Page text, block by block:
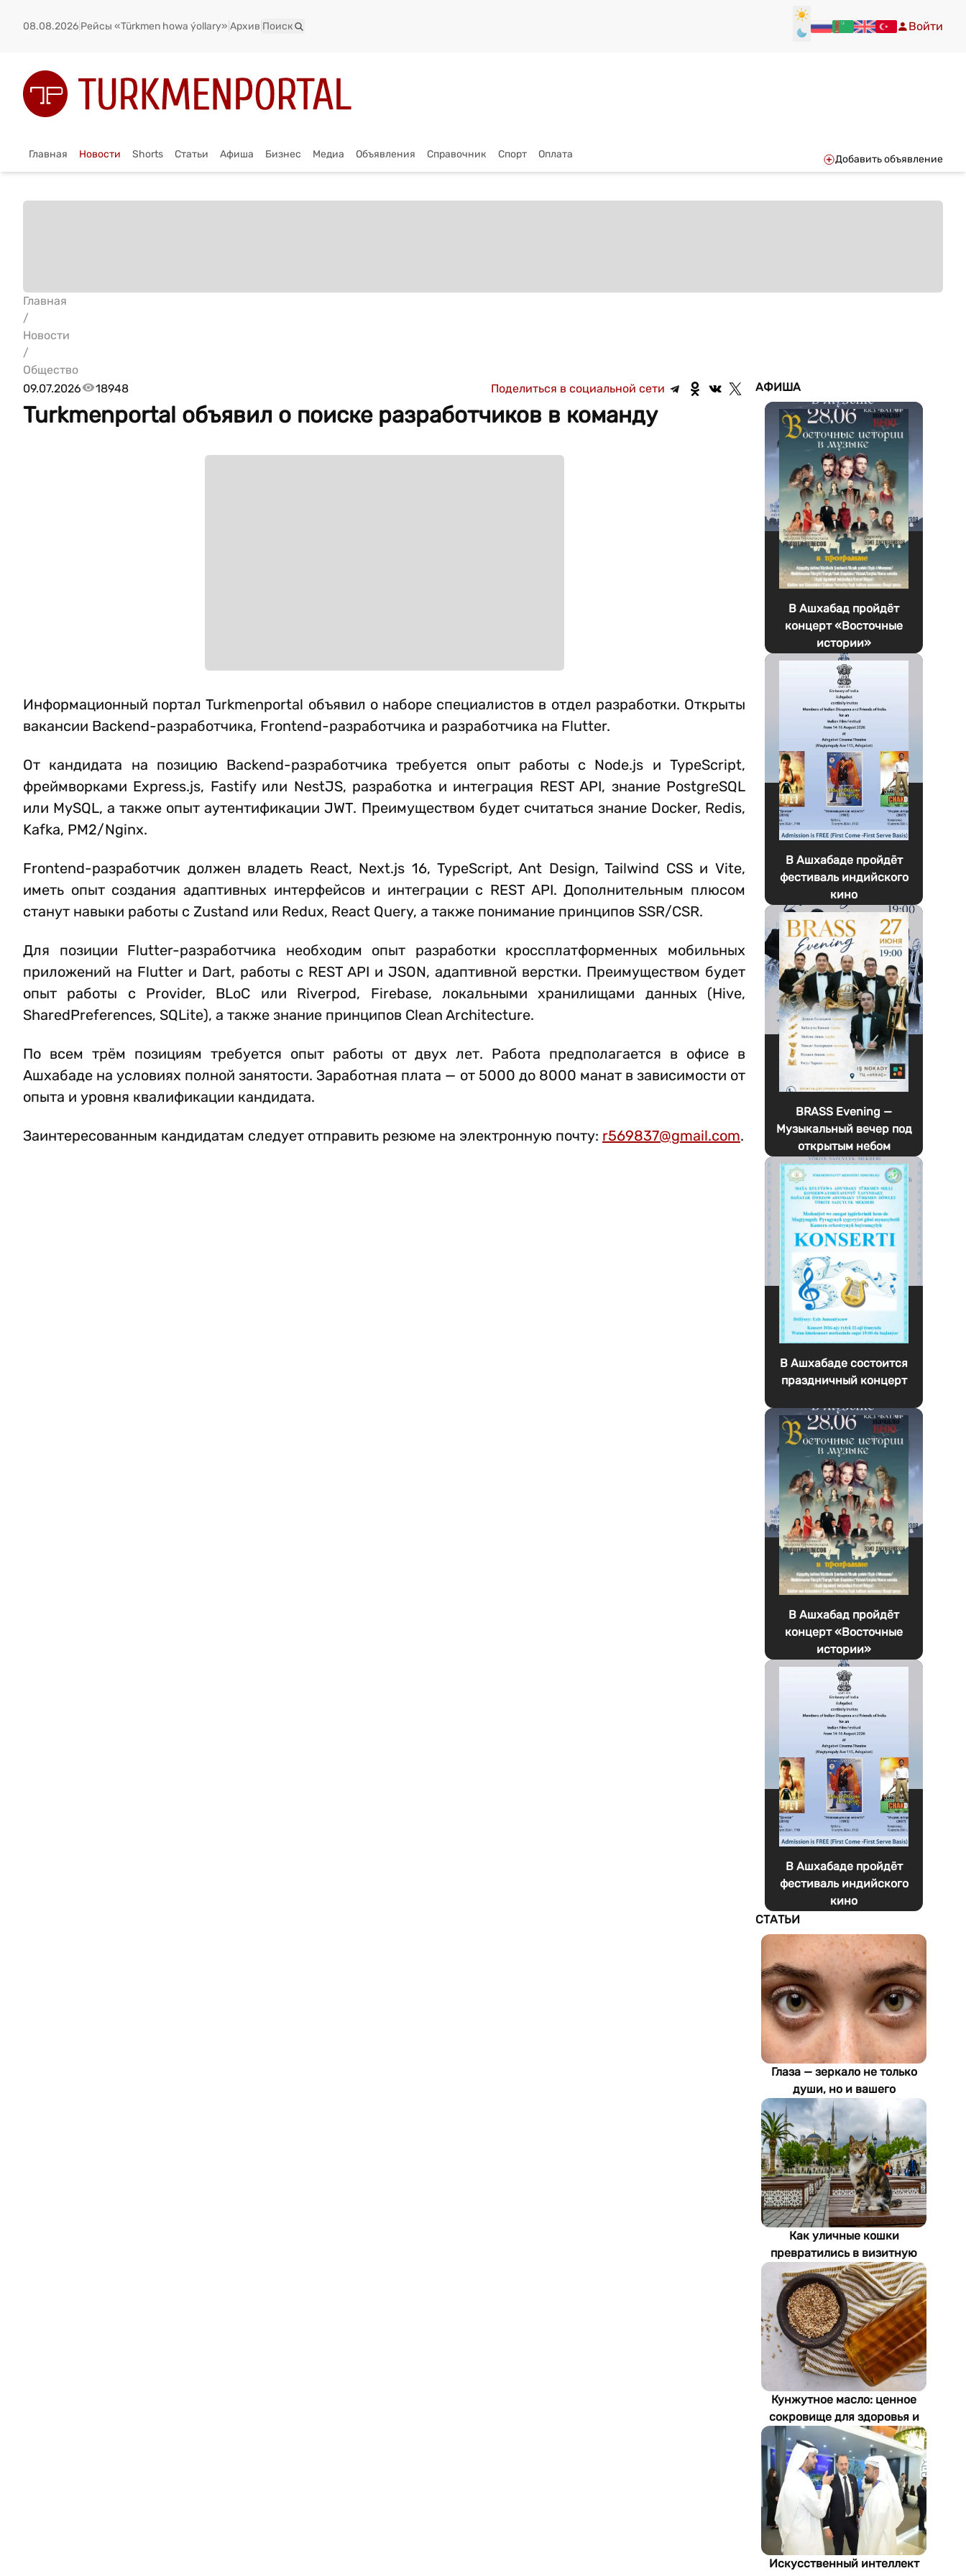
08.08.2026 Рейсы «Türkmen howa ýollary» Архив Поиск Войти
Главная Новости Shorts Статьи Афиша Бизнес Медиа Объявления Справочник Спорт Оплата Добавить объявление
Главная
/
Новости
/
Общество
09.07.2026
18948 Поделиться в социальной сети
Turkmenportal объявил о поиске разработчиков в команду
Информационный портал Turkmenportal объявил о наборе специалистов в отдел разработки. Открыты
вакансии Backend-разработчика, Frontend-разработчика и разработчика на Flutter.
От кандидата на позицию Backend-разработчика требуется опыт работы с Node.js и TypeScript,
фреймворками Express.js, Fastify или NestJS, разработка и интеграция REST API, знание PostgreSQL
или MySQL, а также опыт аутентификации JWT. Преимуществом будет считаться знание Docker, Redis,
Kafka, PM2/Nginx.
Frontend-разработчик должен владеть React, Next.js 16, TypeScript, Ant Design, Tailwind CSS и Vite,
иметь опыт создания адаптивных интерфейсов и интеграции с REST API. Дополнительным плюсом
станут навыки работы с Zustand или Redux, React Query, а также понимание принципов SSR/CSR.
Для позиции Flutter-разработчика необходим опыт разработки кроссплатформенных мобильных
приложений на Flutter и Dart, работы с REST API и JSON, адаптивной верстки. Преимуществом будет
опыт работы с Provider, BLoC или Riverpod, Firebase, локальными хранилищами данных (Hive,
SharedPreferences, SQLite), а также знание принципов Clean Architecture.
По всем трём позициям требуется опыт работы от двух лет. Работа предполагается в офисе в
Ашхабаде на условиях полной занятости. Заработная плата — от 5000 до 8000 манат в зависимости от
опыта и уровня квалификации кандидата.
Заинтересованным кандидатам следует отправить резюме на электронную почту: r569837@gmail.com.
АФИША
В Ашхабад пройдёт
концерт «Восточные
истории»
В Ашхабаде пройдёт
фестиваль индийского
кино
BRASS Evening —
Музыкальный вечер под
открытым небом
В Ашхабаде состоится
праздничный концерт
В Ашхабад пройдёт
концерт «Восточные
истории»
В Ашхабаде пройдёт
фестиваль индийского
кино
СТАТЬИ
Глаза — зеркало не только
души, но и вашего
здоровья: как ИИ находит
болезни по фотографии
Как уличные кошки
превратились в визитную
карточку Стамбула
Кунжутное масло: ценное
сокровище для здоровья и
экономики Туркменистана
Искусственный интеллект